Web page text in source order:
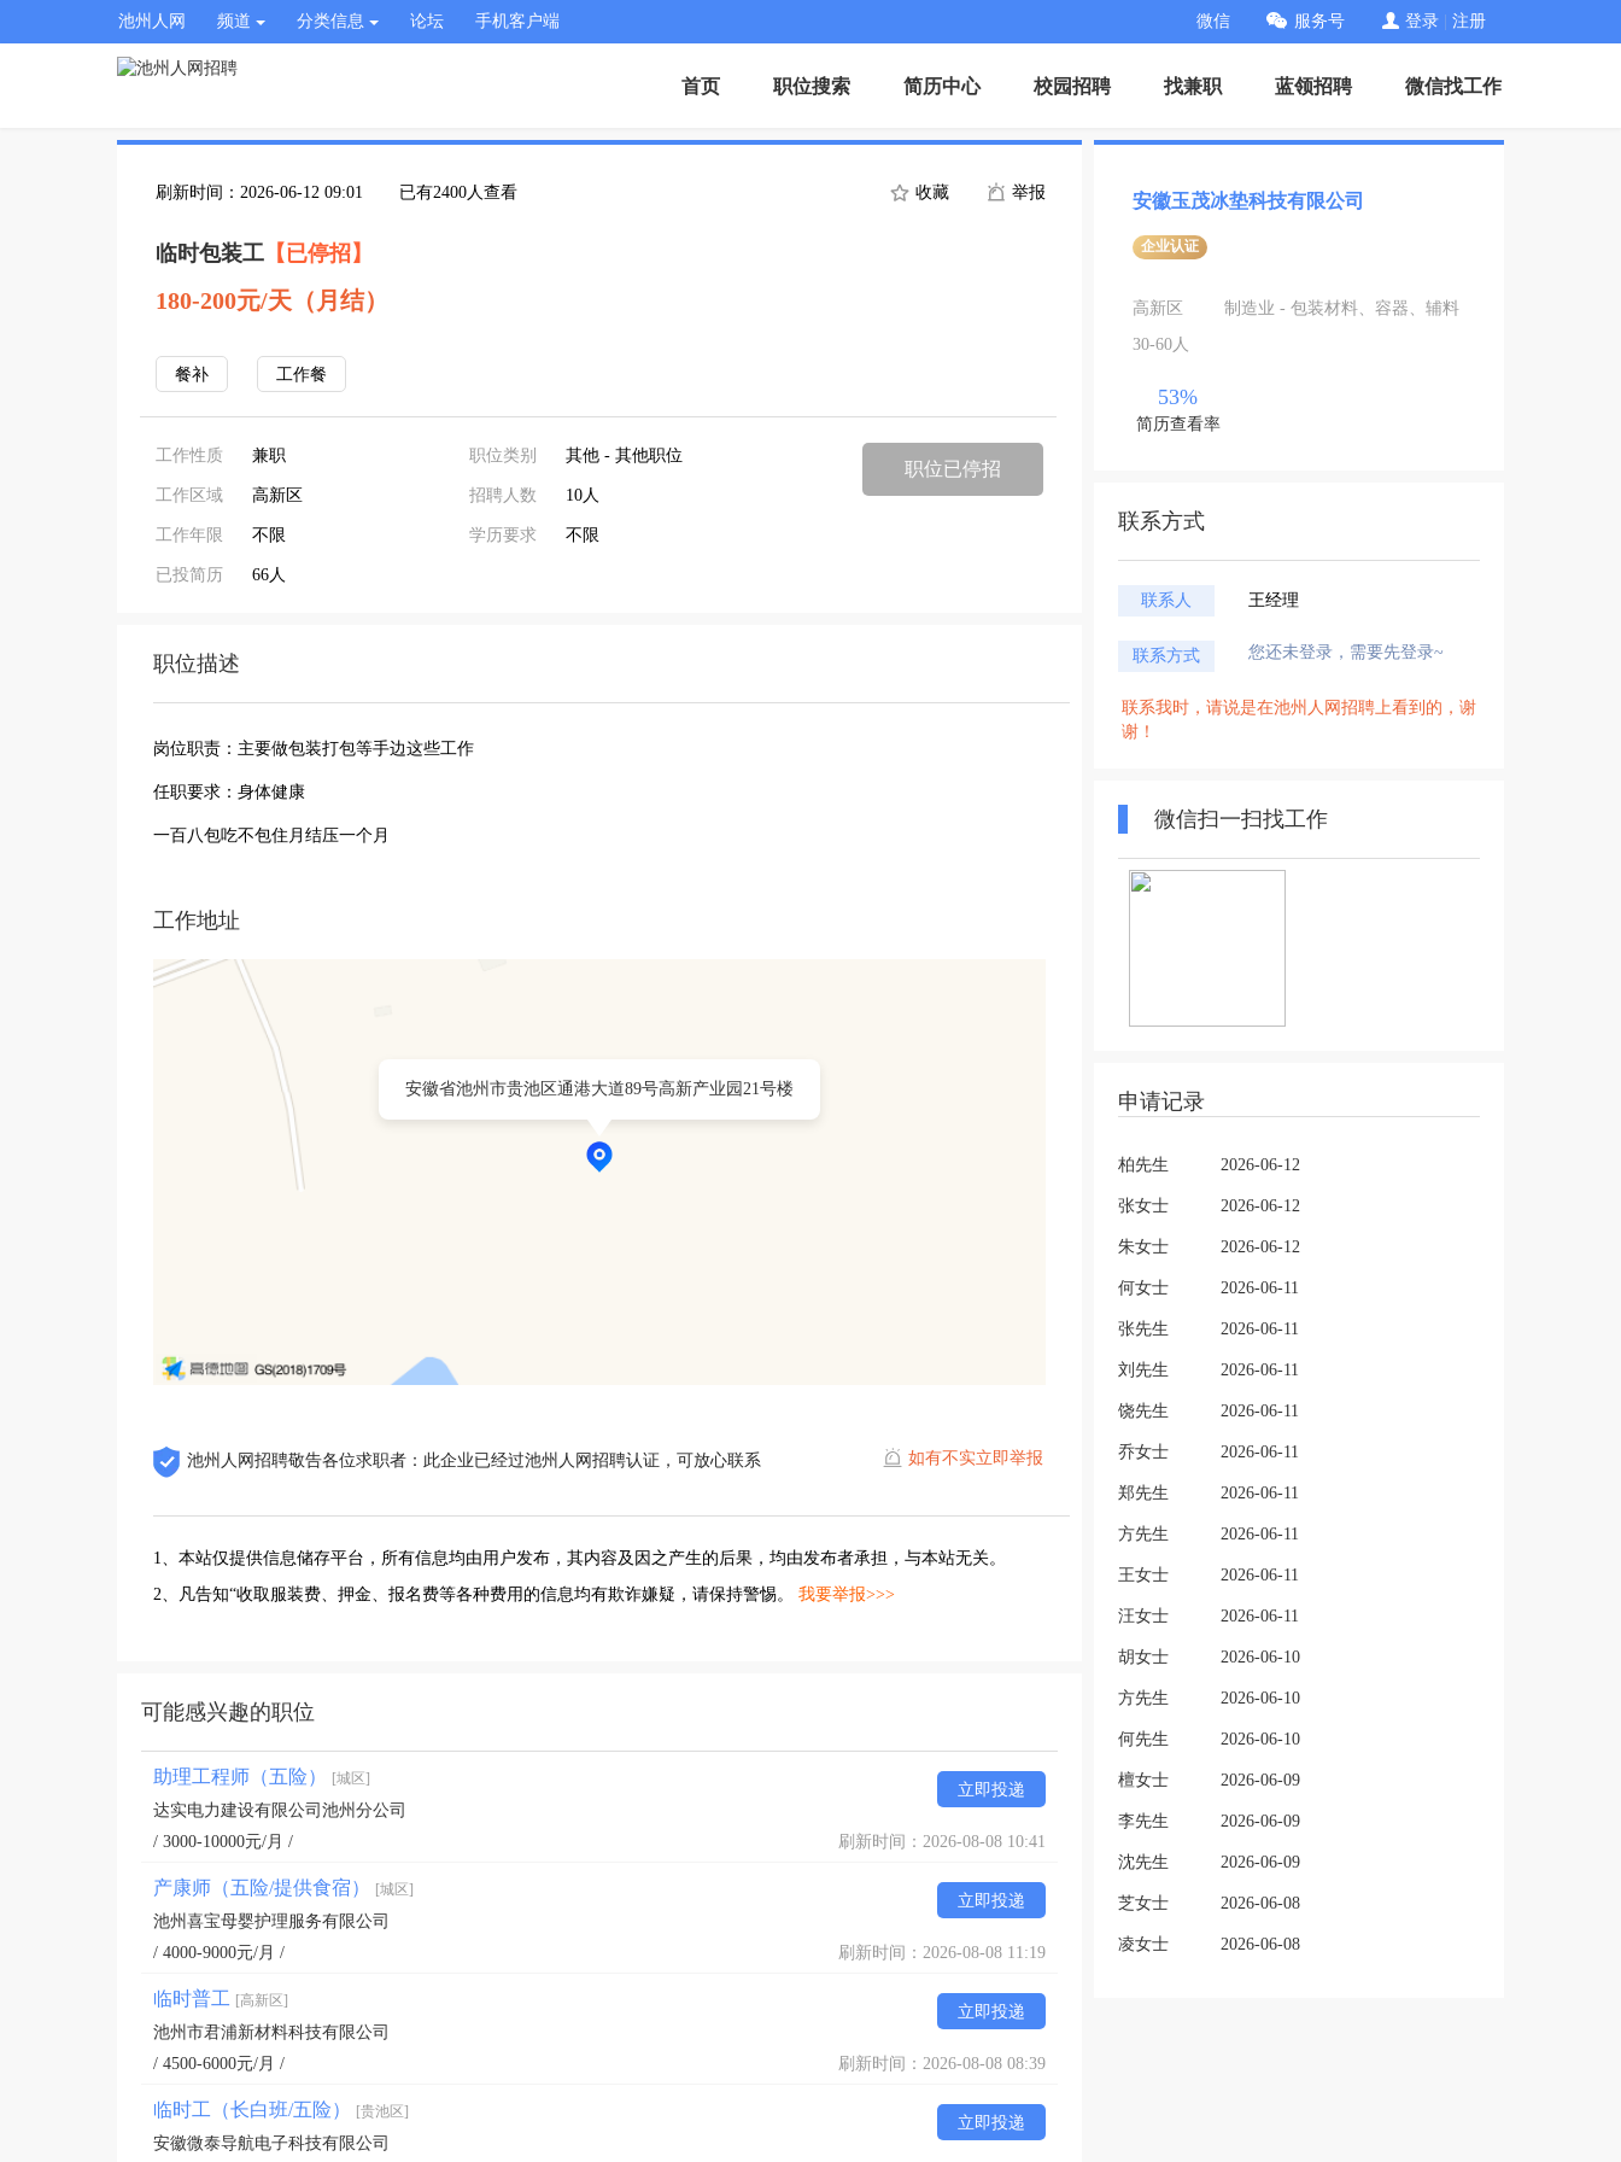
池州人网 频道 分类信息 论坛 手机客户端 微信 服务号 登录 注册
首页 职位搜索 简历中心 校园招聘 找兼职 蓝领招聘 微信找工作
刷新时间：2026-06-12 09:01 已有2400人查看 收藏 举报
临时包装工 【已停招】
180-200元/天（月结）
餐补 工作餐
工作性质 兼职
工作区域 高新区
工作年限 不限
已投简历 66人
职位类别 其他 - 其他职位
招聘人数 10人
学历要求 不限
职位已停招
职位描述
岗位职责：主要做包装打包等手边这些工作
任职要求：身体健康
一百八包吃不包住月结压一个月
工作地址
安徽省池州市贵池区通港大道89号高新产业园21号楼
池州人网招聘敬告各位求职者：此企业已经过池州人网招聘认证，可放心联系 如有不实立即举报
1、本站仅提供信息储存平台，所有信息均由用户发布，其内容及因之产生的后果，均由发布者承担，与本站无关。
2、凡告知“收取服装费、押金、报名费等各种费用的信息均有欺诈嫌疑，请保持警惕。 我要举报>>>
可能感兴趣的职位
助理工程师（五险） [城区]
立即投递
达实电力建设有限公司池州分公司
/ 3000-10000元/月 /
刷新时间：2026-08-08 10:41
产康师（五险/提供食宿） [城区]
立即投递
池州喜宝母婴护理服务有限公司
/ 4000-9000元/月 /
刷新时间：2026-08-08 11:19
临时普工 [高新区]
立即投递
池州市君浦新材料科技有限公司
/ 4500-6000元/月 /
刷新时间：2026-08-08 08:39
临时工（长白班/五险） [贵池区]
立即投递
安徽微泰导航电子科技有限公司
安徽玉茂冰垫科技有限公司
企业认证
高新区
制造业 - 包装材料、容器、辅料
30-60人
53%
简历查看率
联系方式
联系人 王经理
联系方式 您还未登录，需要先登录~
联系我时，请说是在池州人网招聘上看到的，谢
谢！
微信扫一扫找工作
申请记录
柏先生 2026-06-12
张女士 2026-06-12
朱女士 2026-06-12
何女士 2026-06-11
张先生 2026-06-11
刘先生 2026-06-11
饶先生 2026-06-11
乔女士 2026-06-11
郑先生 2026-06-11
方先生 2026-06-11
王女士 2026-06-11
汪女士 2026-06-11
胡女士 2026-06-10
方先生 2026-06-10
何先生 2026-06-10
檀女士 2026-06-09
李先生 2026-06-09
沈先生 2026-06-09
芝女士 2026-06-08
凌女士 2026-06-08